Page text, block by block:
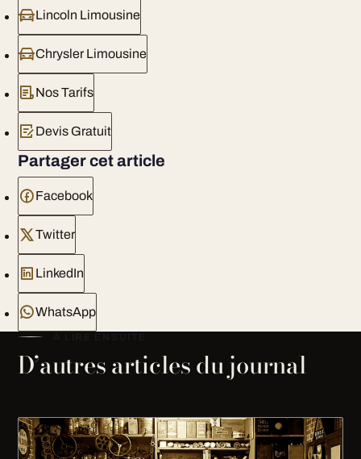
Lincoln Limousine
Chrysler Limousine
Nos Tarifs
Devis Gratuit
Partager cet article
Facebook
Twitter
LinkedIn
WhatsApp
D’autres articles du journal